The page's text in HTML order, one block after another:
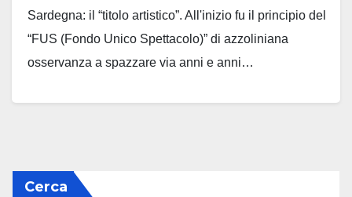
Sardegna: il “titolo artistico”. All'inizio fu il principio del
“FUS (Fondo Unico Spettacolo)” di azzoliniana
osservanza a spazzare via anni e anni…
Cerca